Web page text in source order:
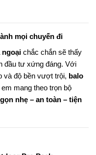
mọi chuyến đi
ngoại chắc chắn sẽ thấy
đầu tư xứng đáng. Với
và độ bền vượt trội, balo
mang theo trọn bộ
gọn nhẹ – an toàn – tiện